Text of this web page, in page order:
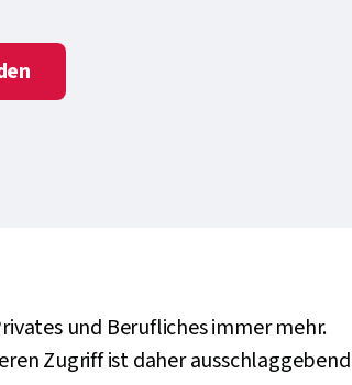
und Berufliches immer mehr.
Zugriff ist daher ausschlaggebend